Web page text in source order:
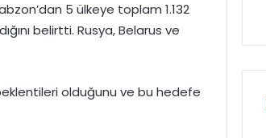
5 ülkeye toplam 1.132
belirtti. Rusya, Belarus ve
olduğunu ve bu hedefe